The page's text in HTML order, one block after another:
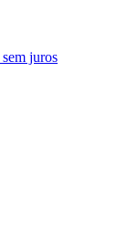
sem juros